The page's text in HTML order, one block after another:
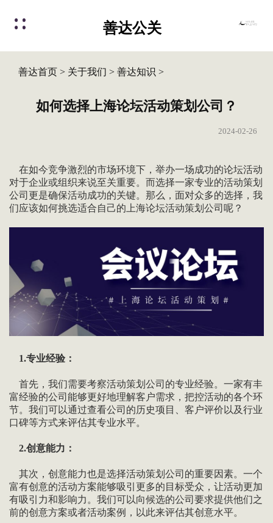
善达公关
善达首页> 关于我们 > 善达知识 >
如何选择上海论坛活动策划公司？
2024-02-26
在如今竞争激烈的市场环境下，举办一场成功的论坛活动
对于企业或组织来说至关重要。而选择一家专业的活动策划
公司更是确保活动成功的关键。那么，面对众多的选择，我
们应该如何挑选适合自己的上海论坛活动策划公司呢？
1.专业经验：
首先，我们需要考察活动策划公司的专业经验。一家有丰
富经验的公司能够更好地理解客户需求，把控活动的各个环
节。我们可以通过查看公司的历史项目、客户评价以及行业
口碑等方式来评估其专业水平。
2.创意能力：
其次，创意能力也是选择活动策划公司的重要因素。一个
富有创意的活动方案能够吸引更多的目标受众，让活动更加
有吸引力和影响力。我们可以向候选的公司要求提供他们之
前的创意方案或者活动案例，以此来评估其创意水平。